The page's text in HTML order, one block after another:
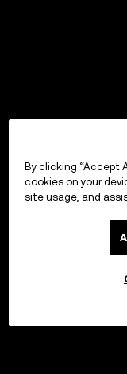
By clicking “Accept
cookies on your
site usage, and